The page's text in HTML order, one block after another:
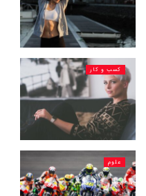
کسب و کار
علوم